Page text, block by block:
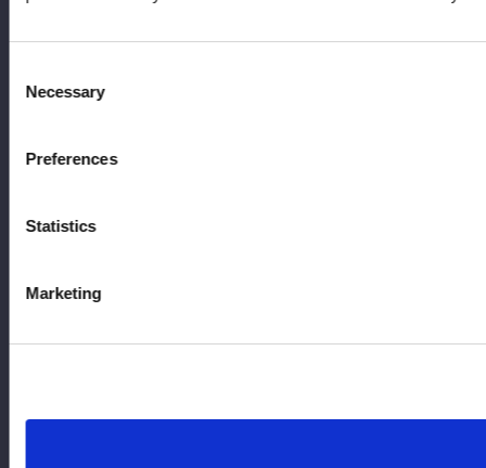
Selection
Necessary
Preferences
Statistics
Marketing